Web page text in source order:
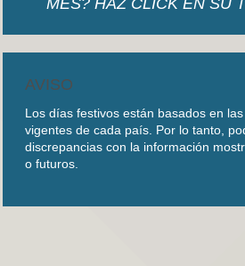
AVISO
Los días festivos están basados en
vigentes de cada país. Por lo tanto,
discrepancias con la información
o futuros.